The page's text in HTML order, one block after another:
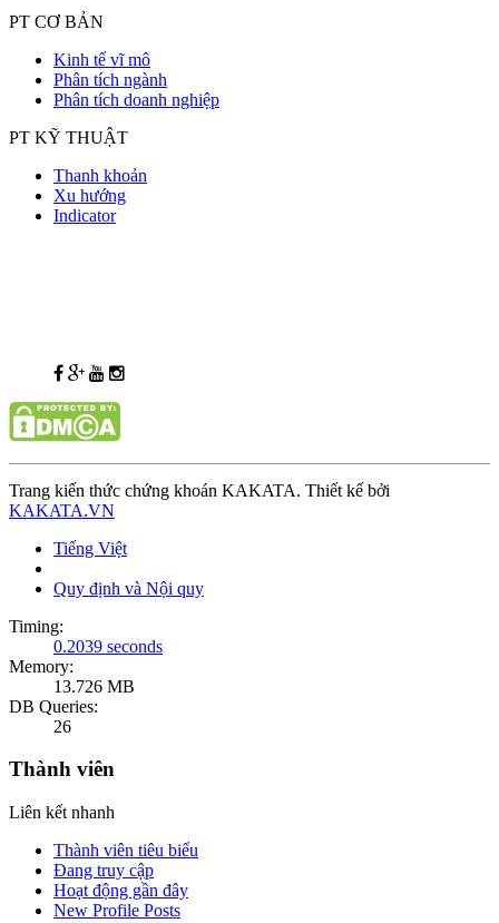
PT CƠ BẢN
Kinh tế vĩ mô
Phân tích ngành
Phân tích doanh nghiệp
PT KỸ THUẬT
Thanh khoản
Xu hướng
Indicator
Trang kiến thức chứng khoán KAKATA. Thiết kế bởi
KAKATA.VN
Tiếng Việt
Quy định và Nội quy
Timing:
0.2039 seconds
Memory:
13.726 MB
DB Queries:
26
Thành viên
Liên kết nhanh
Thành viên tiêu biểu
Đang truy cập
Hoạt động gần đây
New Profile Posts